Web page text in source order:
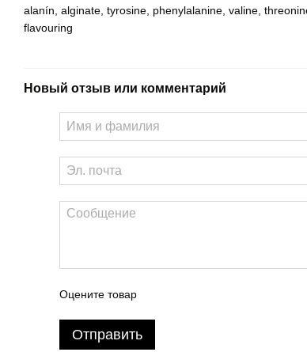
alanín, alginate, tyrosine, phenylalanine, valine,
flavouring
Новый отзыв или комментарий
Оцените товар
Отправить